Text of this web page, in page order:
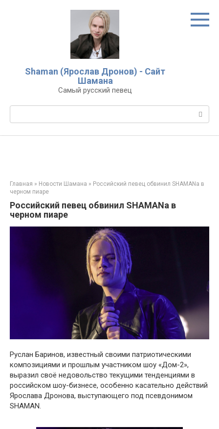
Shaman (Ярослав Дронов) - Сайт
Шамана
Самый русский певец
Главная » Новости Шамана » Российский певец обвинил SHAMANа в
черном пиаре
Российский певец обвинил SHAMANа в
черном пиаре
Руслан Баринов, известный своими патриотическими
композициями и прошлым участником шоу «Дом-2»,
выразил своё недовольство текущими тенденциями в
российском шоу-бизнесе, особенно касательно действий
Ярослава Дронова, выступающего под псевдонимом
SHAMAN.